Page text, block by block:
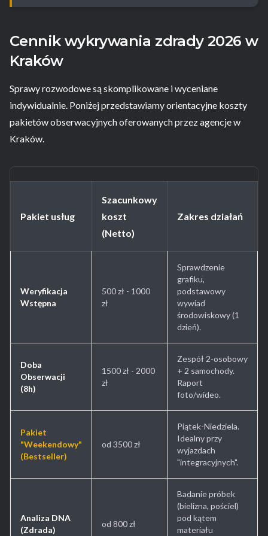
Cennik wykrywania zdrady 2026 w
Kraków
Sprawy rozwodowe są skomplikowane i wyceniane
indywidualnie. Poniżej przedstawiamy orientacyjne koszty
pakietów obserwacyjnych oferowanych przez agencje w
Kraków.
Pakiet usług
Szacunkowy
koszt
(Netto)
Zakres działań
Weryfikacja
Wstępna
500 zł - 1000
zł
Sprawdzenie
grafiku,
podstawowy
wywiad
środowiskowy (1
dzień).
Doba
Obserwacji
(8h)
1500 zł - 2000
zł
Zespół 2-osobowy
+ 2 samochody.
Raport
foto/wideo.
Pakiet
"Weekendowy"
(Bestseller)
od 3500 zł
Piątek-Niedziela.
Idealny przy
wyjazdach
"integracyjnych".
Analiza DNA
(Zdrada)
od 800 zł
Badanie próbek
(bielizna, pościel)
pod kątem
materiału